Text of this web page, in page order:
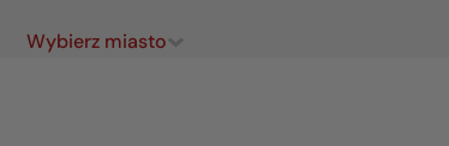
Wybierz miasto